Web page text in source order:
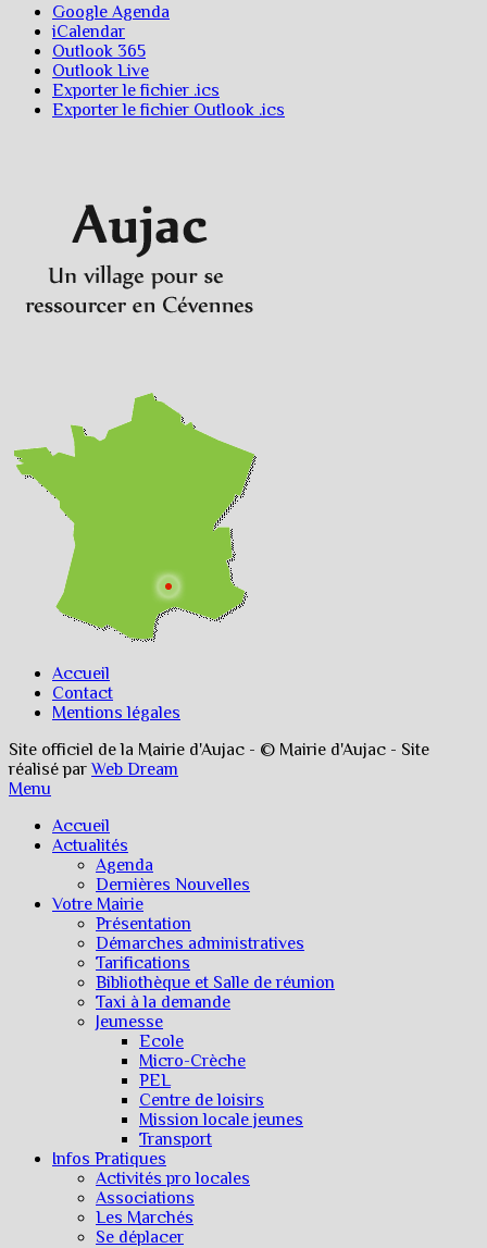
Google Agenda
iCalendar
Outlook 365
Outlook Live
Exporter le fichier .ics
Exporter le fichier Outlook .ics
Accueil
Contact
Mentions légales
Site officiel de la Mairie d'Aujac - © Mairie d'Aujac - Site
réalisé parWeb Dream
Menu
Accueil
Actualités
Agenda
Dernières Nouvelles
Votre Mairie
Présentation
Démarches administratives
Tarifications
Bibliothèque et Salle de réunion
Taxi à la demande
Jeunesse
Ecole
Micro-Crèche
PEL
Centre de loisirs
Mission locale jeunes
Transport
Infos Pratiques
Activités pro locales
Associations
Les Marchés
Se déplacer